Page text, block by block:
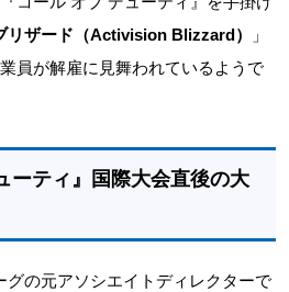
リザード（Activision Blizzard）
」
員が解雇に見舞われているようで
ティ』国際大会直後の大
グの元アソシエイトディレクターで